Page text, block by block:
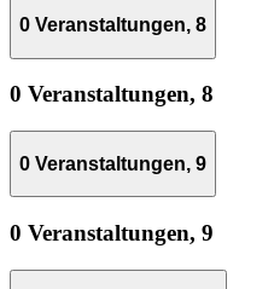
0 Veranstaltungen, 8
0 Veranstaltungen, 8
0 Veranstaltungen, 9
0 Veranstaltungen, 9